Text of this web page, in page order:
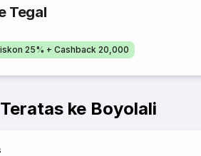
Tegal
25% + Cashback 20,000
ke Boyolali